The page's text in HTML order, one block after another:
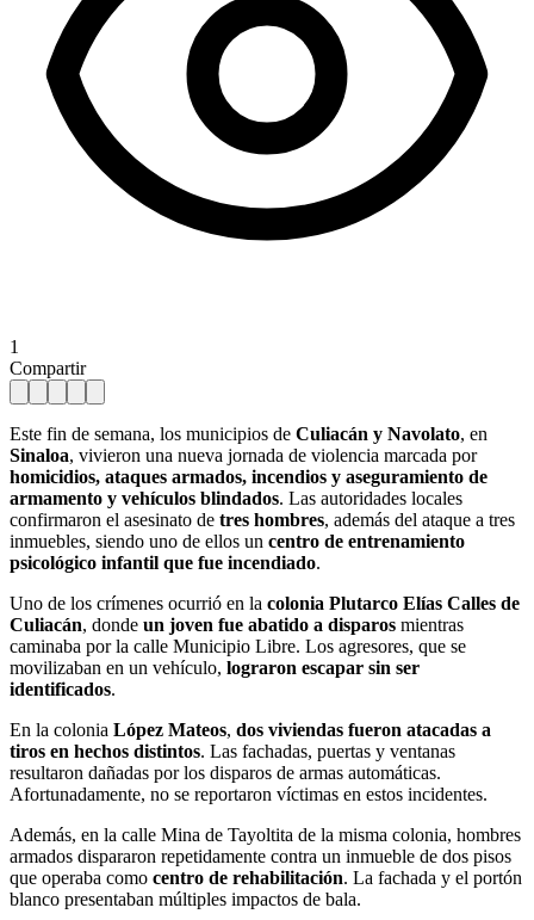
1
Compartir
Este fin de semana, los municipios de Culiacán y Navolato, en
Sinaloa, vivieron una nueva jornada de violencia marcada por
homicidios, ataques armados, incendios y aseguramiento de
armamento y vehículos blindados. Las autoridades locales
confirmaron el asesinato de tres hombres, además del ataque a tres
inmuebles, siendo uno de ellos un centro de entrenamiento
psicológico infantil que fue incendiado.
Uno de los crímenes ocurrió en la colonia Plutarco Elías Calles de
Culiacán, donde un joven fue abatido a disparos mientras
caminaba por la calle Municipio Libre. Los agresores, que se
movilizaban en un vehículo, lograron escapar sin ser
identificados.
En la colonia López Mateos, dos viviendas fueron atacadas a
tiros en hechos distintos. Las fachadas, puertas y ventanas
resultaron dañadas por los disparos de armas automáticas.
Afortunadamente, no se reportaron víctimas en estos incidentes.
Además, en la calle Mina de Tayoltita de la misma colonia, hombres
armados dispararon repetidamente contra un inmueble de dos pisos
que operaba como centro de rehabilitación. La fachada y el portón
blanco presentaban múltiples impactos de bala.